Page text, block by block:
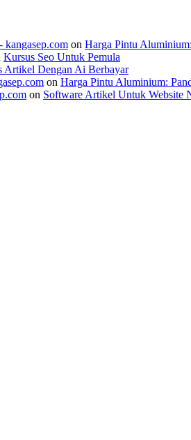
kangasep.com on Harga Pintu
Kursus Seo Untuk Pemula
Artikel Dengan Ai Berbayar
on Harga Pintu Aluminium:
on Software Artikel Untuk Website